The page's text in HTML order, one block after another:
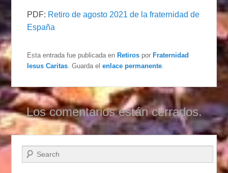
PDF: Retiro de agosto 2021 de la fraternidad de
España
Esta entrada fue publicada enRetiros porFraternidad
Iesus Caritas . Guarda elenlace permanente
Los comentarios están cerrados.
Buscar